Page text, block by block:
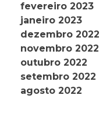
fevereiro 2023
janeiro 2023
dezembro 2022
novembro 2022
outubro 2022
setembro 2022
agosto 2022